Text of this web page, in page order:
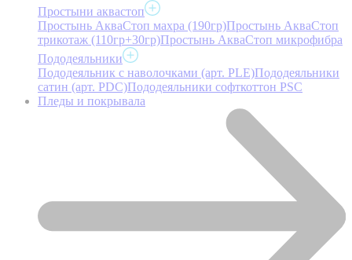
Простыни аквастоп
Простынь АкваСтоп махра (190гр)Простынь АкваСтоп
трикотаж (110гр+30гр)Простынь АкваСтоп микрофибра
Пододеяльники
Пододеяльник с наволочками (арт. PLE)Пододеяльники
сатин (арт. PDC)Пододеяльники софткоттон PSC
Пледы и покрывала